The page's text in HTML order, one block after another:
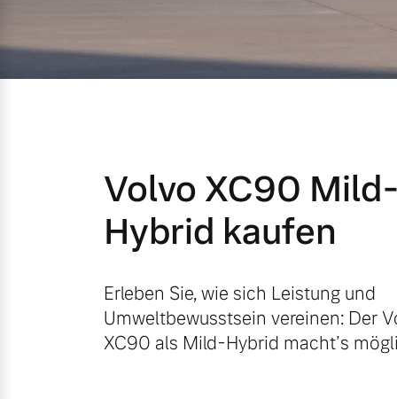
Mild-Hybrid
Geschäftskunden
Editionsmodelle
Konnektivität
Aktuelle Angebote
Geschäftskunden
Über uns
Unser Team
Volvo XC90 Mild-
Hybrid kaufen
Erleben Sie, wie sich Leistung und
Umweltbewusstsein vereinen: Der
XC90 als Mild-Hybrid macht’s